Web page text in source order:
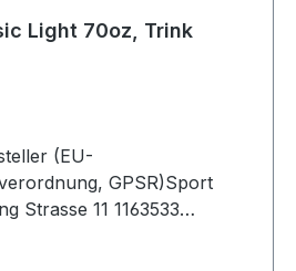
Light 70oz, Trink
(EU-
GPSR)Sport
Strasse 11 1163533